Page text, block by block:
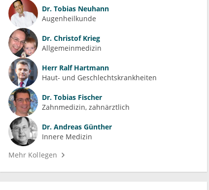
Dr. Tobias Neuhann
Augenheilkunde
Dr. Christof Krieg
Allgemeinmedizin
Herr Ralf Hartmann
Haut- und Geschlechtskrankheiten
Dr. Tobias Fischer
Zahnmedizin, zahnärztlich
Dr. Andreas Günther
Innere Medizin
Mehr Kollegen